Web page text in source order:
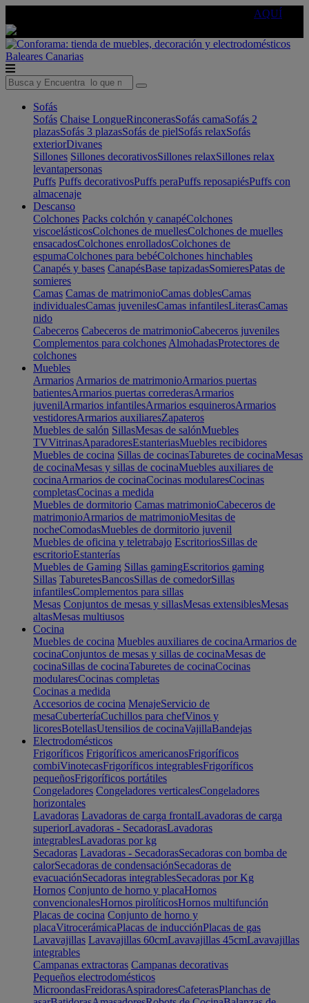
AQUÍ
Baleares Canarias
Sofás
Sofás Chaise LongueRinconerasSofás camaSofás 2
plazasSofás 3 plazasSofás de pielSofás relaxSofás
exteriorDivanes
Sillones Sillones decorativosSillones relaxSillones relax
levantapersonas
Puffs Puffs decorativosPuffs peraPuffs reposapiésPuffs con
almacenaje
Descanso
Colchones Packs colchón y canapéColchones
viscoelásticosColchones de muellesColchones de muelles
ensacadosColchones enrolladosColchones de
espumaColchones para bebéColchones hinchables
Canapés y bases CanapésBase tapizadasSomieresPatas de
somieres
Camas Camas de matrimonioCamas doblesCamas
individualesCamas juvenilesCamas infantilesLiterasCamas
nido
Cabeceros Cabeceros de matrimonioCabeceros juveniles
Complementos para colchones AlmohadasProtectores de
colchones
Muebles
Armarios Armarios de matrimonioArmarios puertas
batientesArmarios puertas correderasArmarios
juvenilArmarios infantilesArmarios esquinerosArmarios
vestidoresArmarios auxiliaresZapateros
Muebles de salón SillasMesas de salónMuebles
TVVitrinasAparadoresEstanteriasMuebles recibidores
Muebles de cocina Sillas de cocinasTaburetes de cocinaMesas
de cocinaMesas y sillas de cocinaMuebles auxiliares de
cocinaArmarios de cocinaCocinas modularesCocinas
completasCocinas a medida
Muebles de dormitorio Camas matrimonioCabeceros de
matrimonioArmarios de matrimonioMesitas de
nocheComodasMuebles de dormitorio juvenil
Muebles de oficina y teletrabajo EscritoriosSillas de
escritorioEstanterías
Muebles de Gaming Sillas gamingEscritorios gaming
Sillas TaburetesBancosSillas de comedorSillas
infantilesComplementos para sillas
Mesas Conjuntos de mesas y sillasMesas extensiblesMesas
altasMesas multiusos
Cocina
Muebles de cocina Muebles auxiliares de cocinaArmarios de
cocinaConjuntos de mesas y sillas de cocinaMesas de
cocinaSillas de cocinaTaburetes de cocinaCocinas
modularesCocinas completas
Cocinas a medida
Accesorios de cocina MenajeServicio de
mesaCuberteríaCuchillos para chefVinos y
licoresBotellasUtensilios de cocinaVajillaBandejas
Electrodomésticos
Frigoríficos Frigoríficos americanosFrigoríficos
combiVinotecasFrigoríficos integrablesFrigoríficos
pequeñosFrigoríficos portátiles
Congeladores Congeladores verticalesCongeladores
horizontales
Lavadoras Lavadoras de carga frontalLavadoras de carga
superiorLavadoras - SecadorasLavadoras
integrablesLavadoras por kg
Secadoras Lavadoras - SecadorasSecadoras con bomba de
calorSecadoras de condensaciónSecadoras de
evacuaciónSecadoras integrablesSecadoras por Kg
Hornos Conjunto de horno y placaHornos
convencionalesHornos pirolíticosHornos multifunción
Placas de cocina Conjunto de horno y
placaVitrocerámicaPlacas de inducciónPlacas de gas
Lavavajillas Lavavajillas 60cmLavavajillas 45cmLavavajillas
integrables
Campanas extractoras Campanas decorativas
Pequeños electrodomésticos
MicroondasFreidorasAspiradoresCafeterasPlanchas de